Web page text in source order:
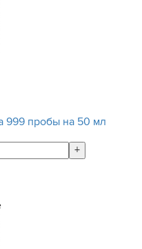
999 пробы на 50 мл
+